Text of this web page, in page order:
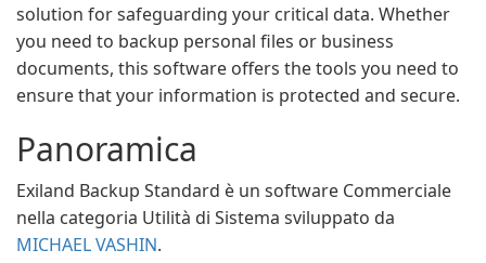
solution for safeguarding your critical data. Whether
you need to backup personal files or business
documents, this software offers the tools you need to
ensure that your information is protected and secure.
Panoramica
Exiland Backup Standard è un software Commerciale
nella categoria Utilità di Sistema sviluppato da
MICHAEL VASHIN.